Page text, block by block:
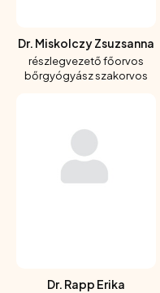
Dr. Miskolczy Zsuzsanna
részlegvezető főorvos
bőrgyógyász szakorvos
Dr. Rapp Erika